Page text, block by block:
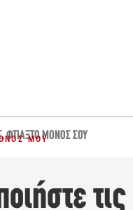
,ΦΤΙΆΞΤΟ ΜΌΝΟΣ ΣΟΥ
ΜΟΥ